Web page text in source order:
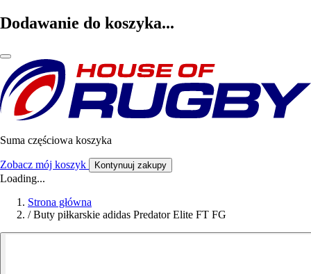
Dodawanie do koszyka...
Suma częściowa koszyka
Zobacz mój koszyk Kontynuuj zakupy
Loading...
Strona główna
/ Buty piłkarskie adidas Predator Elite FT FG